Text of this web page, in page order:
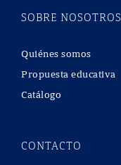
SOBRE NOSOTROS
Quiénes somos
Propuesta educativa
Catálogo
CONTACTO